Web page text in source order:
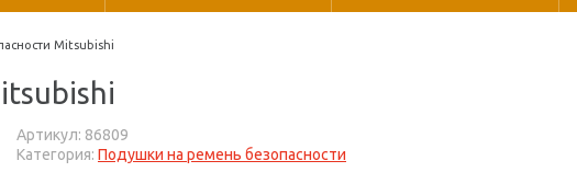
Mitsubishi
Артикул: 86809
Категория: Подушки на ремень безопасности